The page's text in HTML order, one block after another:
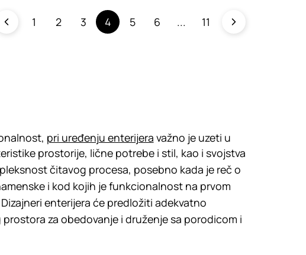
1 2 3 4 5 6 11
pri uređenju enterijera važno je uzeti u
prostorije, lične potrebe i stil, kao i svojstva
čitavog procesa, posebno kada je reč o
i kod kojih je funkcionalnost na prvom
Dizajneri enterijera će predložiti adekvatno
za obedovanje i druženje sa porodicom i